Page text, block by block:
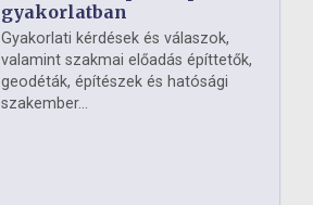
gyakorlatban
Gyakorlati kérdések és válaszok,
valamint szakmai előadás építtetők,
geodéták, építészek és hatósági
szakember...